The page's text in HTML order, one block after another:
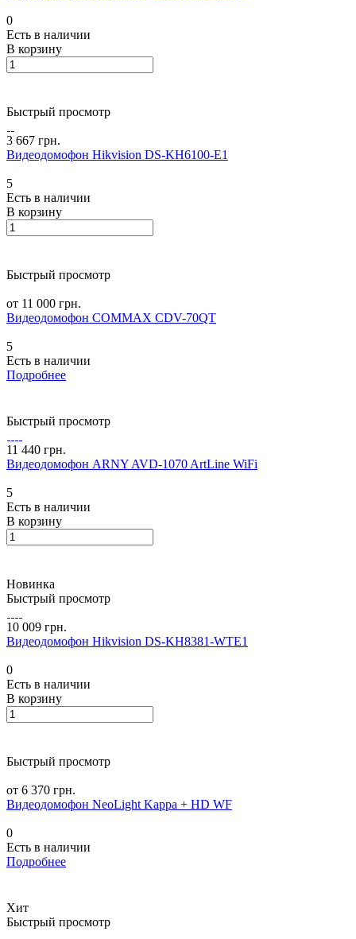
0
Есть в наличии
В корзину
Быстрый просмотр
3 667 грн.
Видеодомофон Hikvision DS-KH6100-E1
5
Есть в наличии
В корзину
Быстрый просмотр
от 11 000 грн.
Видеодомофон COMMAX CDV-70QT
5
Есть в наличии
Подробнее
Быстрый просмотр
11 440 грн.
Видеодомофон ARNY AVD-1070 ArtLine WiFi
5
Есть в наличии
В корзину
Новинка
Быстрый просмотр
10 009 грн.
Видеодомофон Hikvision DS-KH8381-WTE1
0
Есть в наличии
В корзину
Быстрый просмотр
от 6 370 грн.
Видеодомофон NeoLight Kappa + HD WF
0
Есть в наличии
Подробнее
Хит
Быстрый просмотр